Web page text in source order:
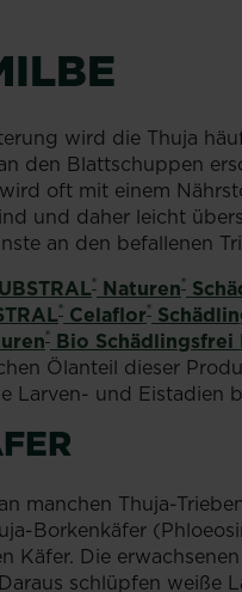
wird die Thuja
den Blattschuppen
oft mit einem
und daher leicht
an den befallenen
® Naturen®
® Celaflor®
® Bio
Ölanteil dieser
Larven- und Eistadien
manchen Thuja-
Borkenkäfer
Käfer. Die
schlüpfen weiße